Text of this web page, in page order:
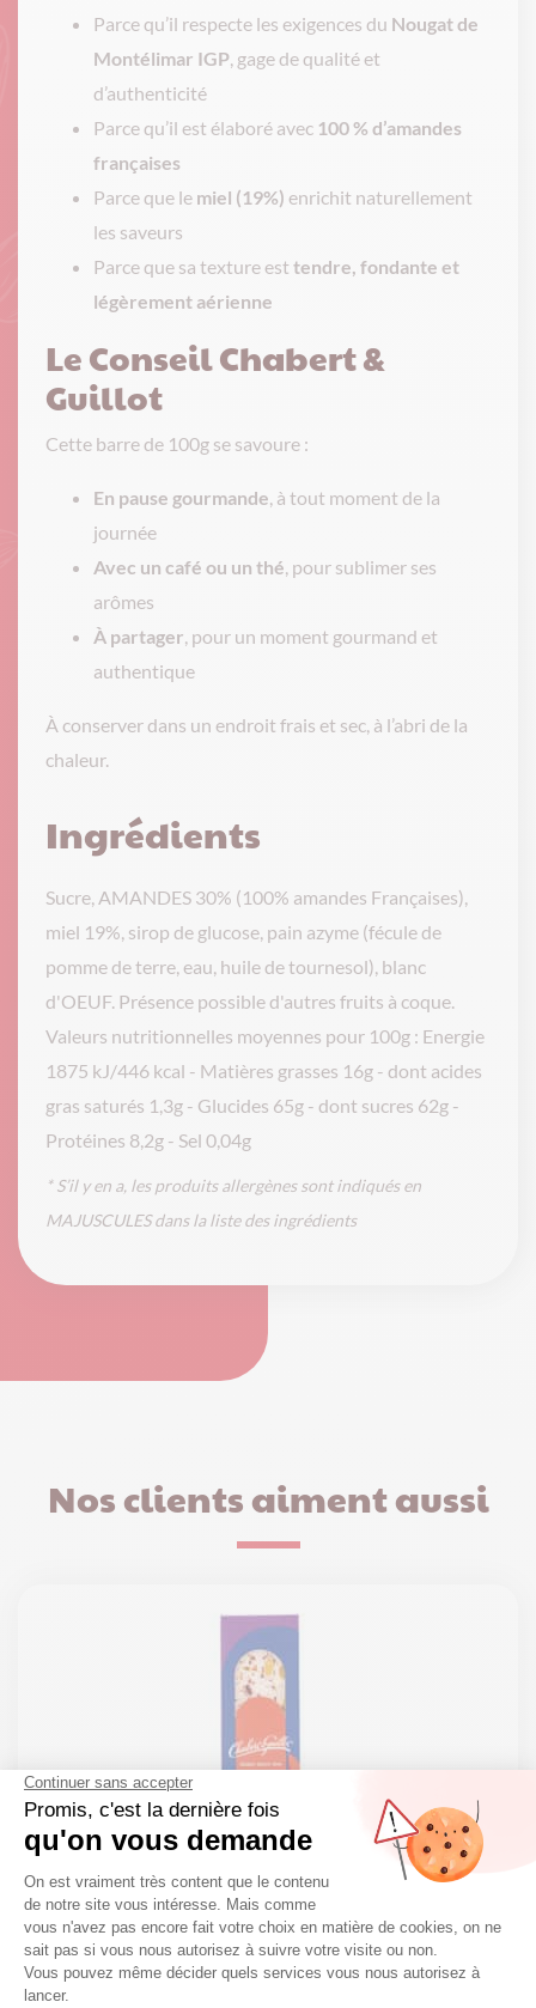
Parce qu’il respecte les exigences du Nougat de
Montélimar IGP, gage de qualité et
d’authenticité
Parce qu’il est élaboré avec 100 % d’amandes
françaises
Parce que le miel (19%) enrichit naturellement
les saveurs
Parce que sa texture est tendre, fondante et
légèrement aérienne
Le Conseil Chabert &
Guillot
Cette barre de 100g se savoure :
En pause gourmande, à tout moment de la
journée
Avec un café ou un thé, pour sublimer ses
arômes
À partager, pour un moment gourmand et
authentique
À conserver dans un endroit frais et sec, à l’abri de la
chaleur.
Ingrédients
Sucre, AMANDES 30% (100% amandes Françaises),
miel 19%, sirop de glucose, pain azyme (fécule de
pomme de terre, eau, huile de tournesol), blanc
d'OEUF. Présence possible d'autres fruits à coque.
Valeurs nutritionnelles moyennes pour 100g : Energie
1875 kJ/446 kcal - Matières grasses 16g - dont acides
gras saturés 1,3g - Glucides 65g - dont sucres 62g -
Protéines 8,2g - Sel 0,04g
* S’il y en a, les produits allergènes sont indiqués en
MAJUSCULES dans la liste des ingrédients
Nos clients aiment aussi
Nougat tendre Fruits rouges – Barre 100g
Nougat en barre